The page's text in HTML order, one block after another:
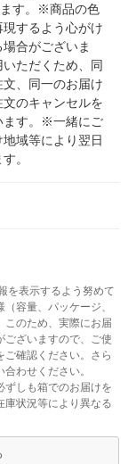
す。※商品の色
するよう心がけ
合がございま
ただくため、同
、同一のお届け
のキャンセルを
ます。※一緒にご
域等により翌日
。
を表示するよう努めて
容量、パッケージ、
このため、実際にお届
ございますので、ご使
ご確認ください。さら
わせください。
ずしも箱でのお届けを
庫状況等により異なる